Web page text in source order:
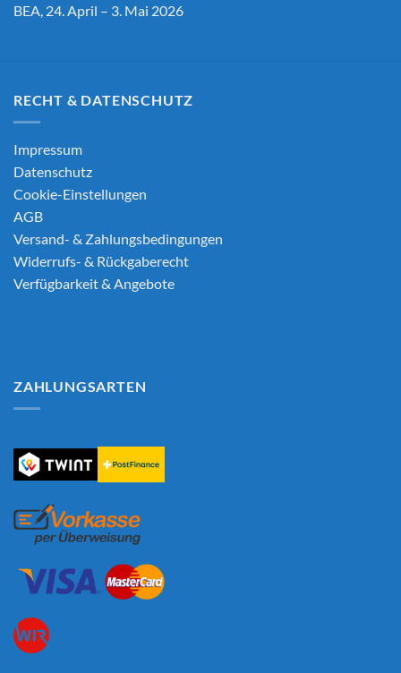
BEA, 24. April – 3. Mai 2026
RECHT & DATENSCHUTZ
Impressum
Datenschutz
Cookie-Einstellungen
AGB
Versand- & Zahlungsbedingungen
Widerrufs- & Rückgaberecht
Verfügbarkeit & Angebote
ZAHLUNGSARTEN